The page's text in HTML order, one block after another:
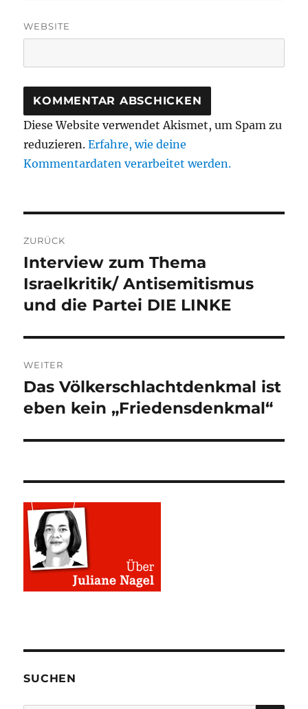
WEBSITE
Diese Website verwendet Akismet, um Spam zu
reduzieren.Erfahre, wie deine
Kommentardaten verarbeitet werden.
ZURÜCK
Vorheriger
Beitrag:
Interview zum Thema
Israelkritik/ Antisemitismus
und die Partei DIE LINKE
WEITER
Nächster
Beitrag:
Das Völkerschlachtdenkmal ist
eben kein „Friedensdenkmal“
SUCHEN